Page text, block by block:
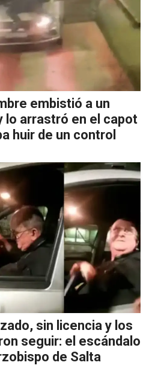
embistió a un
lo arrastró en el capot
huir de un control
sin licencia y los
seguir: el escándalo
de Salta